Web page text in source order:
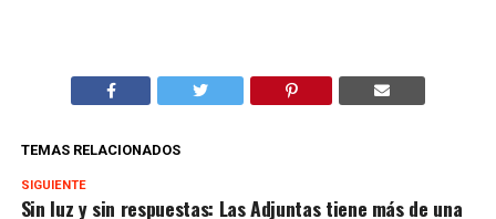
TEMAS RELACIONADOS
SIGUIENTE
Sin luz y sin respuestas: Las Adjuntas tiene más de una